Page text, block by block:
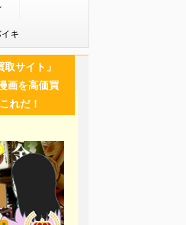
キ
サイト」
画を高価買
れだ！